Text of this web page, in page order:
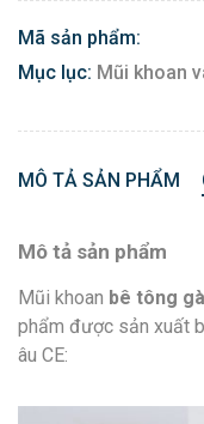
Mã sản phẩm:
Mục lục: Mũi khoan
MÔ TẢ SẢN PHẨM
Mô tả sản phẩm
Mũi khoan bê tông
phẩm được sản xuất
âu CE: